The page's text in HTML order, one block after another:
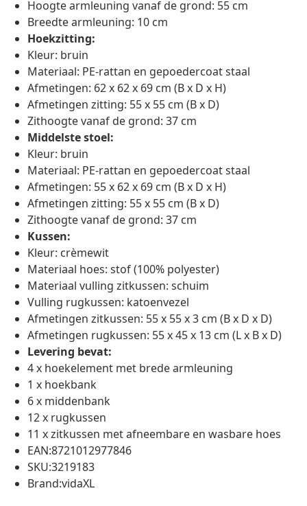
Hoogte armleuning vanaf de grond: 55 cm
Breedte armleuning: 10 cm
Hoekzitting:
Kleur: bruin
Materiaal: PE-rattan en gepoedercoat staal
Afmetingen: 62 x 62 x 69 cm (B x D x H)
Afmetingen zitting: 55 x 55 cm (B x D)
Zithoogte vanaf de grond: 37 cm
Middelste stoel:
Kleur: bruin
Materiaal: PE-rattan en gepoedercoat staal
Afmetingen: 55 x 62 x 69 cm (B x D x H)
Afmetingen zitting: 55 x 55 cm (B x D)
Zithoogte vanaf de grond: 37 cm
Kussen:
Kleur: crèmewit
Materiaal hoes: stof (100% polyester)
Materiaal vulling zitkussen: schuim
Vulling rugkussen: katoenvezel
Afmetingen zitkussen: 55 x 55 x 3 cm (B x D x D)
Afmetingen rugkussen: 55 x 45 x 13 cm (L x B x D)
Levering bevat:
4 x hoekelement met brede armleuning
1 x hoekbank
6 x middenbank
12 x rugkussen
11 x zitkussen met afneembare en wasbare hoes
EAN:8721012977846
SKU:3219183
Brand:vidaXL